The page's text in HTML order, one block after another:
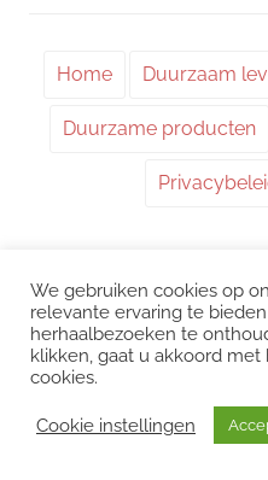
Home Duurzaam
Duurzame producten
WordPress thema:
Instagram
Het kan zijn dat we voor sommige
We gebruiken cookies op
relevante ervaring te
herhaalbezoeken te
klikken, gaat u akkoord met
cookies.
Cookie instellingen